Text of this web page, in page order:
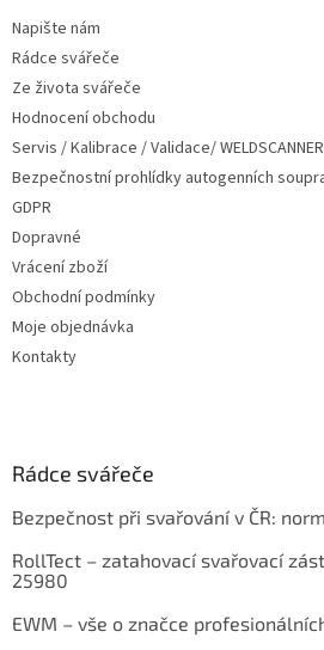
Napište nám
Rádce svářeče
Ze života svářeče
Hodnocení obchodu
Servis / Kalibrace / Validace/
Bezpečnostní prohlídky autogenních
GDPR
Dopravné
Vrácení zboží
Obchodní podmínky
Moje objednávka
Kontakty
Rádce svářeče
Bezpečnost při svařování v ČR:
RollTect – zatahovací svařovací
25980
EWM – vše o značce